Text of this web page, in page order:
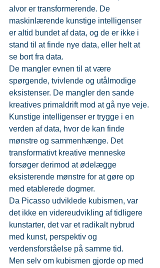
alvor er transformerende. De
maskinlærende kunstige intelligenser
er altid bundet af data, og de er ikke i
stand til at finde nye data, eller helt at
se bort fra data.
De mangler evnen til at være
spørgende, tvivlende og utålmodige
eksistenser. De mangler den sande
kreatives primaldrift mod at gå nye veje.
Kunstige intelligenser er trygge i en
verden af data, hvor de kan finde
mønstre og sammenhænge. Det
transformativt kreative menneske
forsøger derimod at ødelægge
eksisterende mønstre for at gøre op
med etablerede dogmer.
Da Picasso udviklede kubismen, var
det ikke en videreudvikling af tidligere
kunstarter, det var et radikalt nybrud
med kunst, perspektiv og
verdensforståelse på samme tid.
Men selv om kubismen gjorde op med